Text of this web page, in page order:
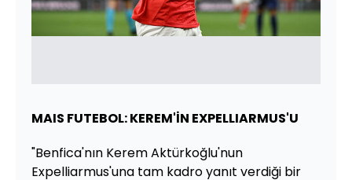
MAIS FUTEBOL: KEREM'İN EXPELLIARMUS'U
"Benfica'nın Kerem Aktürkoğlu'nun
Expelliarmus'una tam kadro yanıt verdiği bir